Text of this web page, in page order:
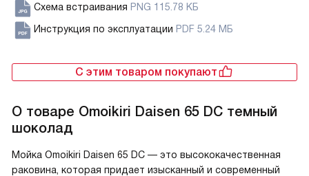
Схема встраивания PNG 115.78 КБ
Инструкция по эксплуатации PDF 5.24 МБ
С этим товаром покупают
О товаре Omoikiri Daisen 65 DC темный
шоколад
Мойка Omoikiri Daisen 65 DC — это высококачественная
раковина, которая придает изысканный и современный